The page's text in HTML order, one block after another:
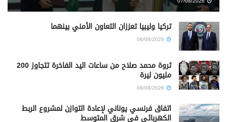
تركيا وليبيا تعززان التعاون الأمني بينهما
ثروة محمد صلاح من ساعات اليد الفاخرة تتجاوز 200
مليون ليرة
اتفاق فرنسي يوناني لإعادة التوازن لمشروع الربط
الكهربائي في شرق المتوسط